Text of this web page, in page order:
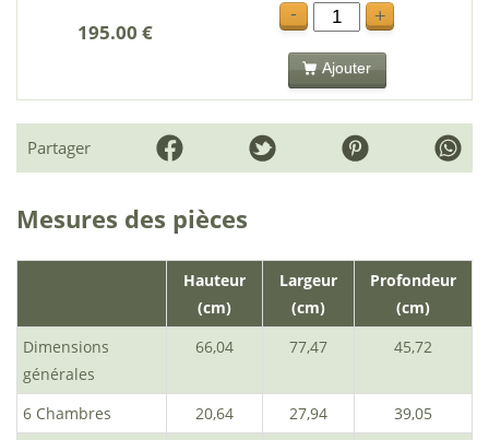
195.00 €
-
+
Ajouter
Partager
Mesures des pièces
Hauteur
(cm)
Largeur
(cm)
Profondeur
(cm)
Dimensions
générales
66,04 77,47 45,72
6 Chambres 20,64 27,94
39,05